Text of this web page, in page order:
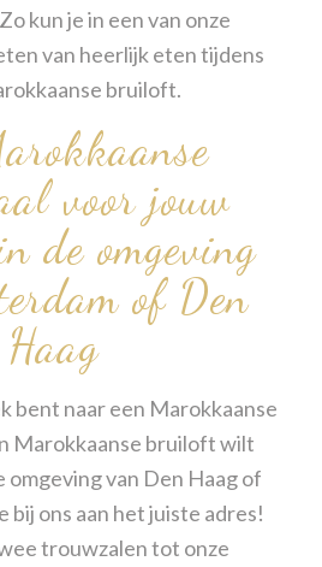
kun je in een van onze
van heerlijk eten tijdens
bruiloft.
voor jouw
de omgeving
of Den
Haag
bent naar een Marokkaanse
Marokkaanse bruiloft wilt
omgeving van Den Haagof
bij ons aan het juiste adres!
trouwzalen tot onze